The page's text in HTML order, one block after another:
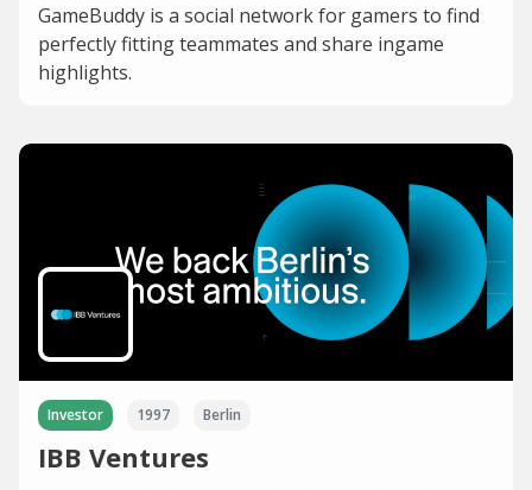
GameBuddy is a social network for gamers to find
perfectly fitting teammates and share ingame
highlights.
Investor 1997 Berlin
IBB Ventures